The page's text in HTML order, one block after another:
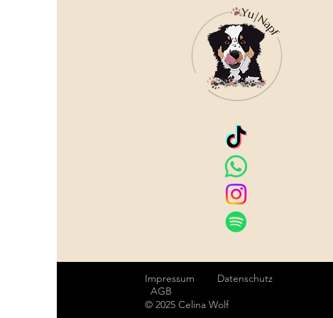
Impressum
Datenschutz
AGB
© 2025 Celina Wolf